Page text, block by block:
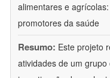
alimentares e
promotores da saúde
Resumo: Este projeto
atividades de um